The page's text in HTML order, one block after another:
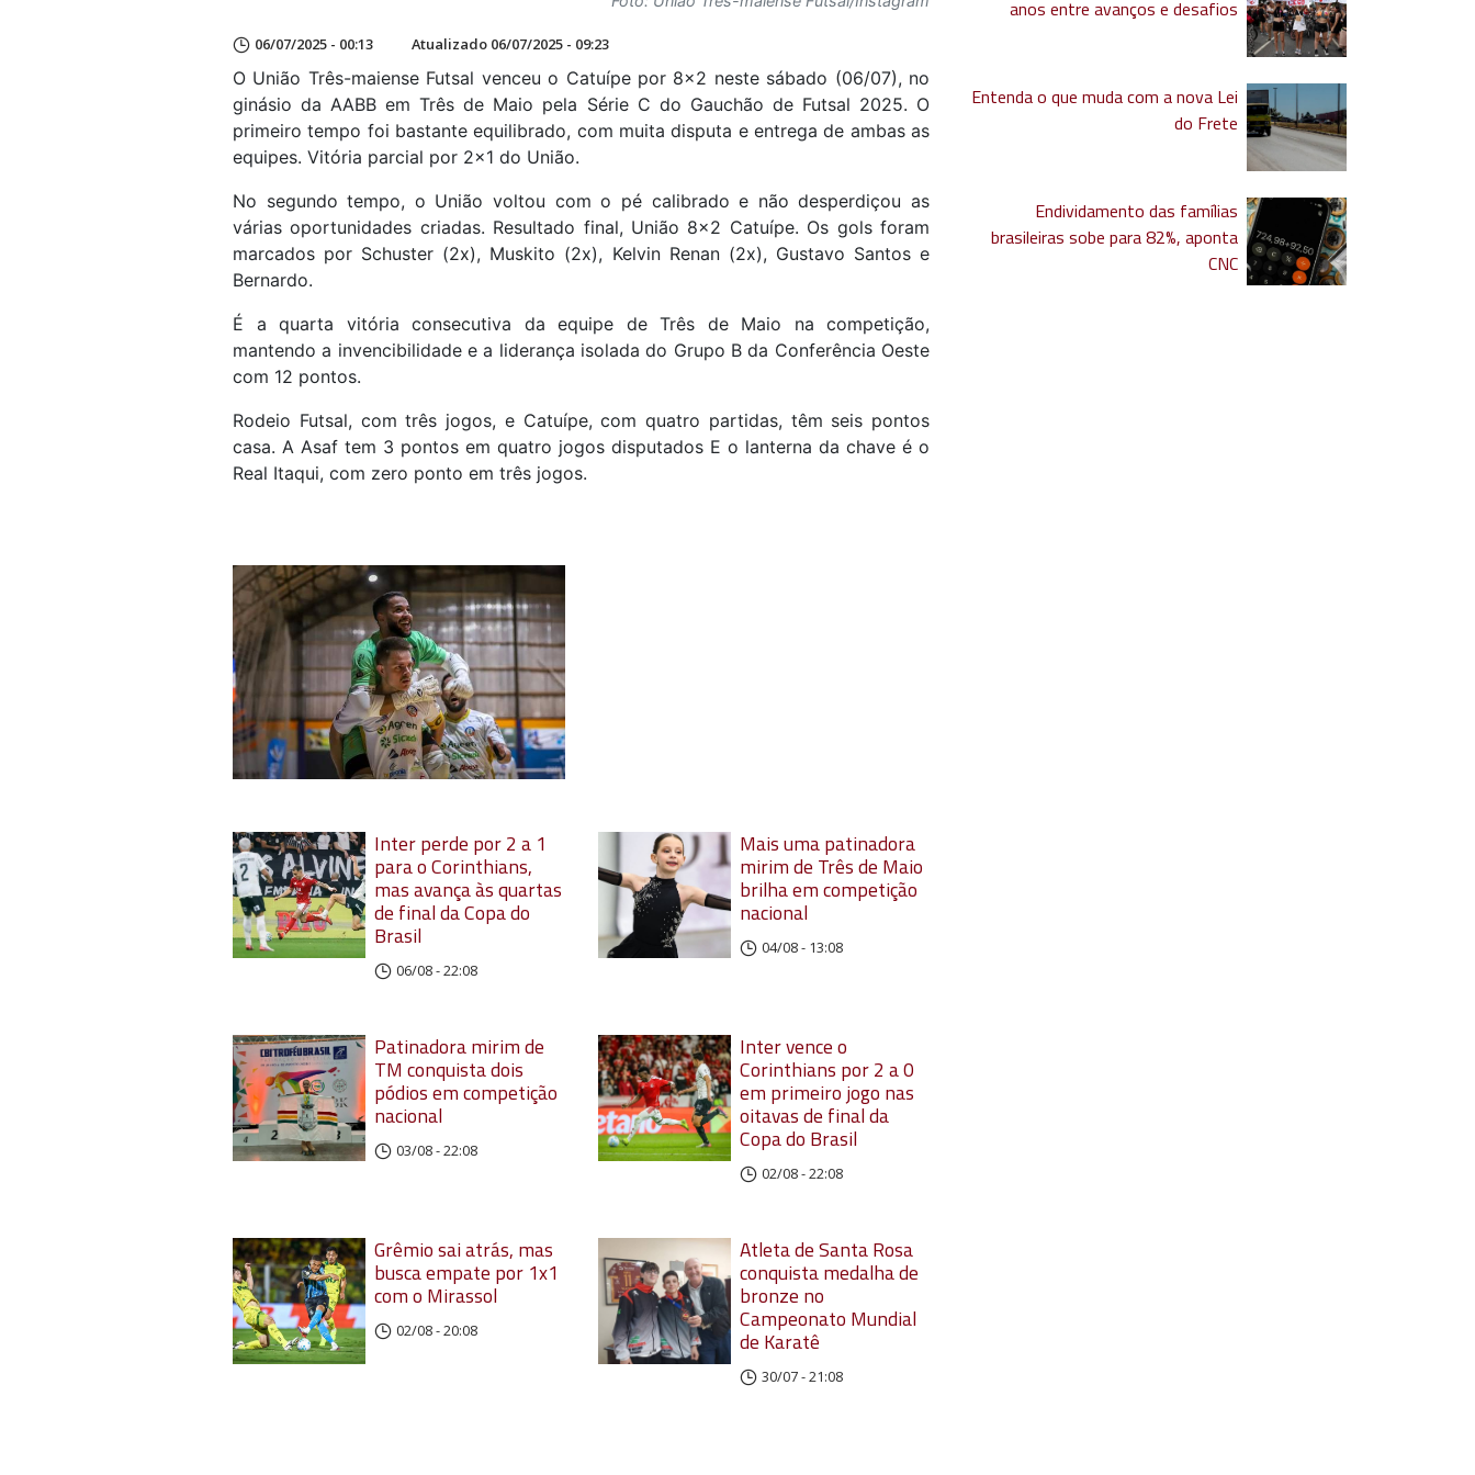
06/07/2025 - 00:13 Atualizado 06/07/2025 - 09:23
O União Três-maiense Futsal venceu o Catuípe por 8x2 neste sábado (06/07), no
ginásio da AABB em Três de Maio pela Série C do Gauchão de Futsal 2025. O
primeiro tempo foi bastante equilibrado, com muita disputa e entrega de ambas as
equipes. Vitória parcial por 2x1 do União.
No segundo tempo, o União voltou com o pé calibrado e não desperdiçou as
várias oportunidades criadas. Resultado final, União 8x2 Catuípe. Os gols foram
marcados por Schuster (2x), Muskito (2x), Kelvin Renan (2x), Gustavo Santos e
Bernardo.
É a quarta vitória consecutiva da equipe de Três de Maio na competição,
mantendo a invencibilidade e a liderança isolada do Grupo B da Conferência Oeste
com 12 pontos.
Rodeio Futsal, com três jogos, e Catuípe, com quatro partidas, têm seis pontos
casa. A Asaf tem 3 pontos em quatro jogos disputados E o lanterna da chave é o
Real Itaqui, com zero ponto em três jogos.
Inter perde por 2 a 1
para o Corinthians,
mas avança às quartas
de final da Copa do
Brasil
06/08 - 22:08
Mais uma patinadora
mirim de Três de Maio
brilha em competição
nacional
04/08 - 13:08
Patinadora mirim de
TM conquista dois
pódios em competição
nacional
03/08 - 22:08
Inter vence o
Corinthians por 2 a 0
em primeiro jogo nas
oitavas de final da
Copa do Brasil
02/08 - 22:08
Grêmio sai atrás, mas
busca empate por 1x1
com o Mirassol
02/08 - 20:08
Atleta de Santa Rosa
conquista medalha de
bronze no
Campeonato Mundial
de Karatê
30/07 - 21:08
anos entre avanços e desafios
Entenda o que muda com a nova Lei
do Frete
Endividamento das famílias
brasileiras sobe para 82%, aponta
CNC